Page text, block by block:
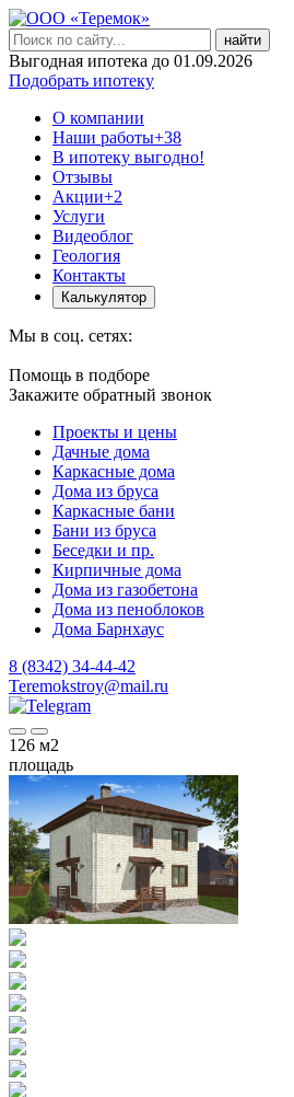
найти
Выгодная ипотека до 01.09.2026
Подобрать ипотеку
О компании
Наши работы+38
В ипотеку выгодно!
Отзывы
Акции+2
Услуги
Видеоблог
Геология
Контакты
Калькулятор
Мы в соц. сетях:
Помощь в подборе
Закажите обратный звонок
Проекты и цены
Дачные дома
Каркасные дома
Дома из бруса
Каркасные бани
Бани из бруса
Беседки и пр.
Кирпичные дома
Дома из газобетона
Дома из пеноблоков
Дома Барнхаус
8 (8342) 34-44-42
Teremokstroy@mail.ru
126 м2
площадь